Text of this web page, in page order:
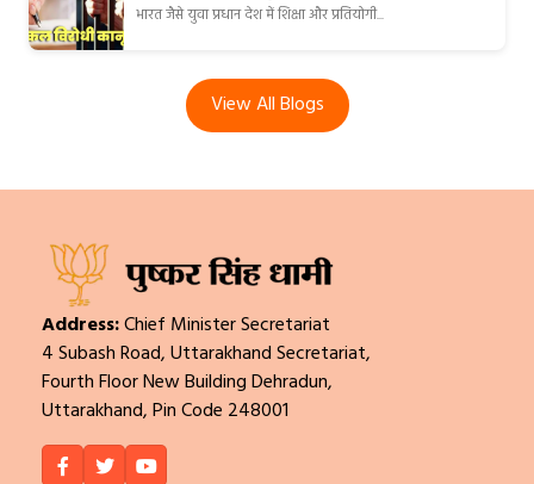
भारत जैसे युवा प्रधान देश में शिक्षा और प्रतियोगी...
View All Blogs
Address:Chief Minister Secretariat
4 Subash Road, Uttarakhand Secretariat,
Fourth Floor New Building Dehradun,
Uttarakhand, Pin Code 248001